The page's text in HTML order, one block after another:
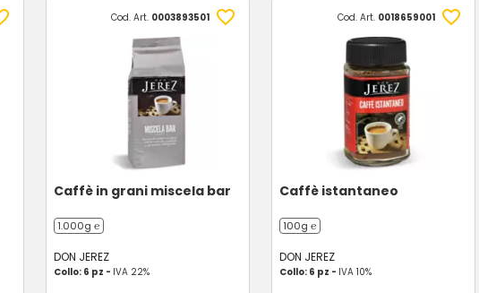
Cod. Art. 0003893501
Caffè in grani miscela bar
1.000g ℮
DON JEREZ
Collo: 6 pz - IVA 22%
Cod. Art. 0018659001
Caffè istantaneo
100g ℮
DON JEREZ
Collo: 6 pz - IVA 10%